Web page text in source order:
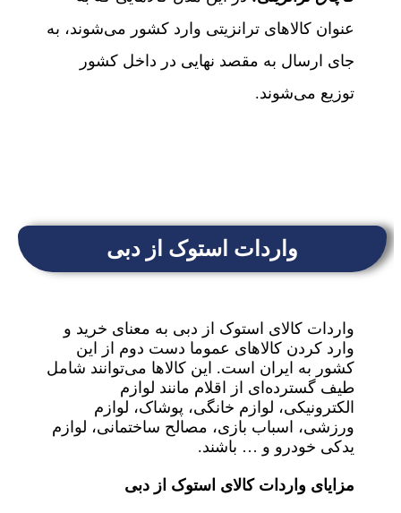
عنوان کالاهای ترانزیتی وارد کشور می‌شوند، به
جای ارسال به مقصد نهایی در داخل کشور
توزیع می‌شوند.
واردات استوک از دبی
واردات کالای استوک از دبی به معنای خرید و
وارد کردن کالاهای عموما دست دوم از این
کشور به ایران است. این کالاها می‌توانند شامل
طیف گسترده‌ای از اقلام مانند لوازم
الکترونیکی، لوازم خانگی، پوشاک، لوازم
ورزشی، اسباب بازی، مصالح ساختمانی، لوازم
یدکی خودرو و … باشند.
مزایای واردات کالای استوک از دبی